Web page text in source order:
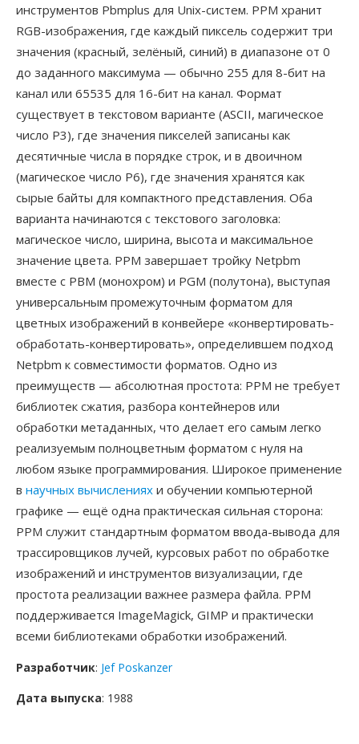
инструментов Pbmplus для Unix-систем. PPM хранит
RGB-изображения, где каждый пиксель содержит три
значения (красный, зелёный, синий) в диапазоне от 0
до заданного максимума — обычно 255 для 8-бит на
канал или 65535 для 16-бит на канал. Формат
существует в текстовом варианте (ASCII, магическое
число P3), где значения пикселей записаны как
десятичные числа в порядке строк, и в двоичном
(магическое число P6), где значения хранятся как
сырые байты для компактного представления. Оба
варианта начинаются с текстового заголовка:
магическое число, ширина, высота и максимальное
значение цвета. PPM завершает тройку Netpbm
вместе с PBM (монохром) и PGM (полутона), выступая
универсальным промежуточным форматом для
цветных изображений в конвейере «конвертировать-
обработать-конвертировать», определившем подход
Netpbm к совместимости форматов. Одно из
преимуществ — абсолютная простота: PPM не требует
библиотек сжатия, разбора контейнеров или
обработки метаданных, что делает его самым легко
реализуемым полноцветным форматом с нуля на
любом языке программирования. Широкое применение
в научных вычислениях и обучении компьютерной
графике — ещё одна практическая сильная сторона:
PPM служит стандартным форматом ввода-вывода для
трассировщиков лучей, курсовых работ по обработке
изображений и инструментов визуализации, где
простота реализации важнее размера файла. PPM
поддерживается ImageMagick, GIMP и практически
всеми библиотеками обработки изображений.
Разработчик: Jef Poskanzer
Дата выпуска: 1988